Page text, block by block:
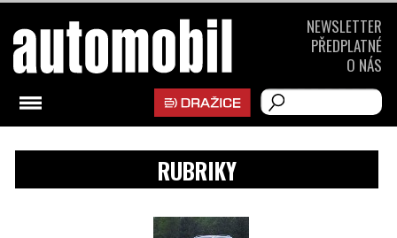
RUBRIKY
NEWSLETTER
PŘEDPLATNÉ
O NÁS